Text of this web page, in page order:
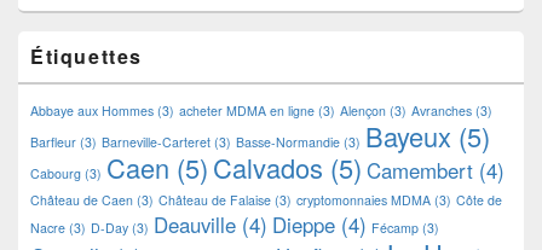
Étiquettes
Abbaye aux Hommes (3) acheter MDMA en ligne (3) Alençon (3) Avranches (3)
Barfleur (3) Barneville-Carteret (3) Basse-Normandie (3) Bayeux (5)
Cabourg (3) Caen (5)Calvados (5) Camembert (4)
Château de Caen (3) Château de Falaise (3) cryptomonnaies MDMA (3) Côte de
Nacre (3) D-Day (3) Deauville (4) Dieppe (4) Fécamp (3)